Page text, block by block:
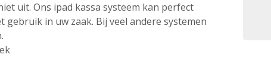
uit. Ons ipad kassa systeem kan perfect
gebruik in uw zaak. Bij veel andere systemen